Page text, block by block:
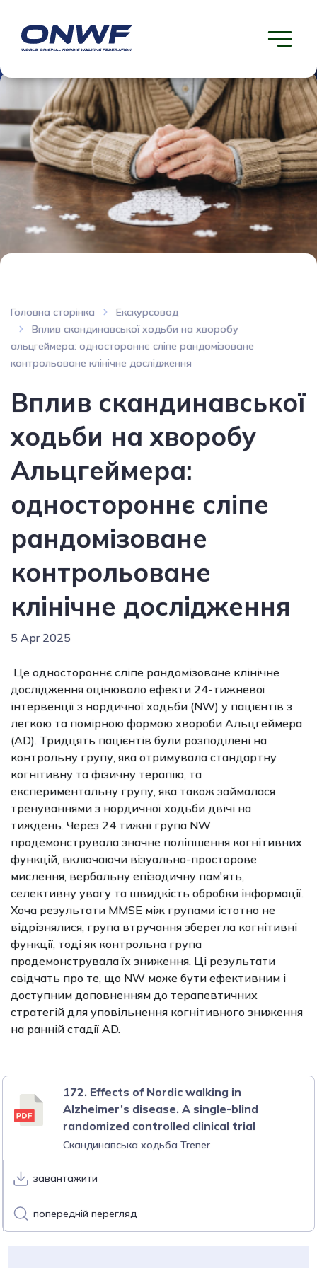
Головна сторінка
Екскурсовод
Вплив скандинавської ходьби на хворобу
альцгеймера: одностороннє сліпе рандомізоване
контрольоване клінічне дослідження
Вплив скандинавської
ходьби на хворобу
Альцгеймера:
одностороннє сліпе
рандомізоване
контрольоване
клінічне дослідження
5 Apr 2025
Це одностороннє сліпе рандомізоване клінічне
дослідження оцінювало ефекти 24-тижневої
інтервенції з нордичної ходьби (NW) у пацієнтів з
легкою та помірною формою хвороби Альцгеймера
(AD). Тридцять пацієнтів були розподілені на
контрольну групу, яка отримувала стандартну
когнітивну та фізичну терапію, та
експериментальну групу, яка також займалася
тренуваннями з нордичної ходьби двічі на
тиждень. Через 24 тижні група NW
продемонструвала значне поліпшення когнітивних
функцій, включаючи візуально-просторове
мислення, вербальну епізодичну пам'ять,
селективну увагу та швидкість обробки інформації.
Хоча результати MMSE між групами істотно не
відрізнялися, група втручання зберегла когнітивні
функції, тоді як контрольна група
продемонструвала їх зниження. Ці результати
свідчать про те, що NW може бути ефективним і
доступним доповненням до терапевтичних
стратегій для уповільнення когнітивного зниження
на ранній стадії AD.
172. Effects of Nordic walking in
Alzheimer’s disease. A single-blind
randomized controlled clinical trial
Скандинавська ходьба Trener
завантажити
попередній перегляд